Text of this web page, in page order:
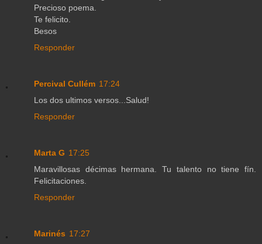
Precioso poema.
Te felicito.
Besos
Responder
Percival Cullém 17:24
Los dos ultimos versos...Salud!
Responder
Marta G 17:25
Maravillosas décimas hermana. Tu talento no tiene fín.
Felicitaciones.
Responder
Marinés 17:27